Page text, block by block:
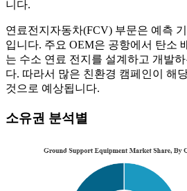
니다.
연료전지자동차(FCV) 부문은 예측
입니다. 주요 OEM은 공항에서 탄소
는 수소 연료 전지를 설계하고 개발
다. 따라서 많은 친환경 캠페인이 해
것으로 예상됩니다.
소유권 분석별